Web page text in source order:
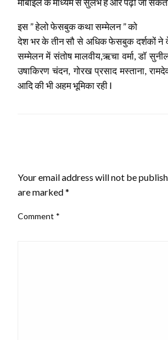
इस ” हेलो फेसबुक कथा सम्मेलन ” को
देश भर के तीन सौ से अधिक फेसबुक दर्शकों ने
सम्मेलन में संतोष मालवीय,ऋचा वर्मा, डॉ
उषाकिरण चंदन, गोरख प्रसाद मस्ताना,
आदि की भी अहम भूमिका रही l
Your email address will not be
are marked*
Comment *